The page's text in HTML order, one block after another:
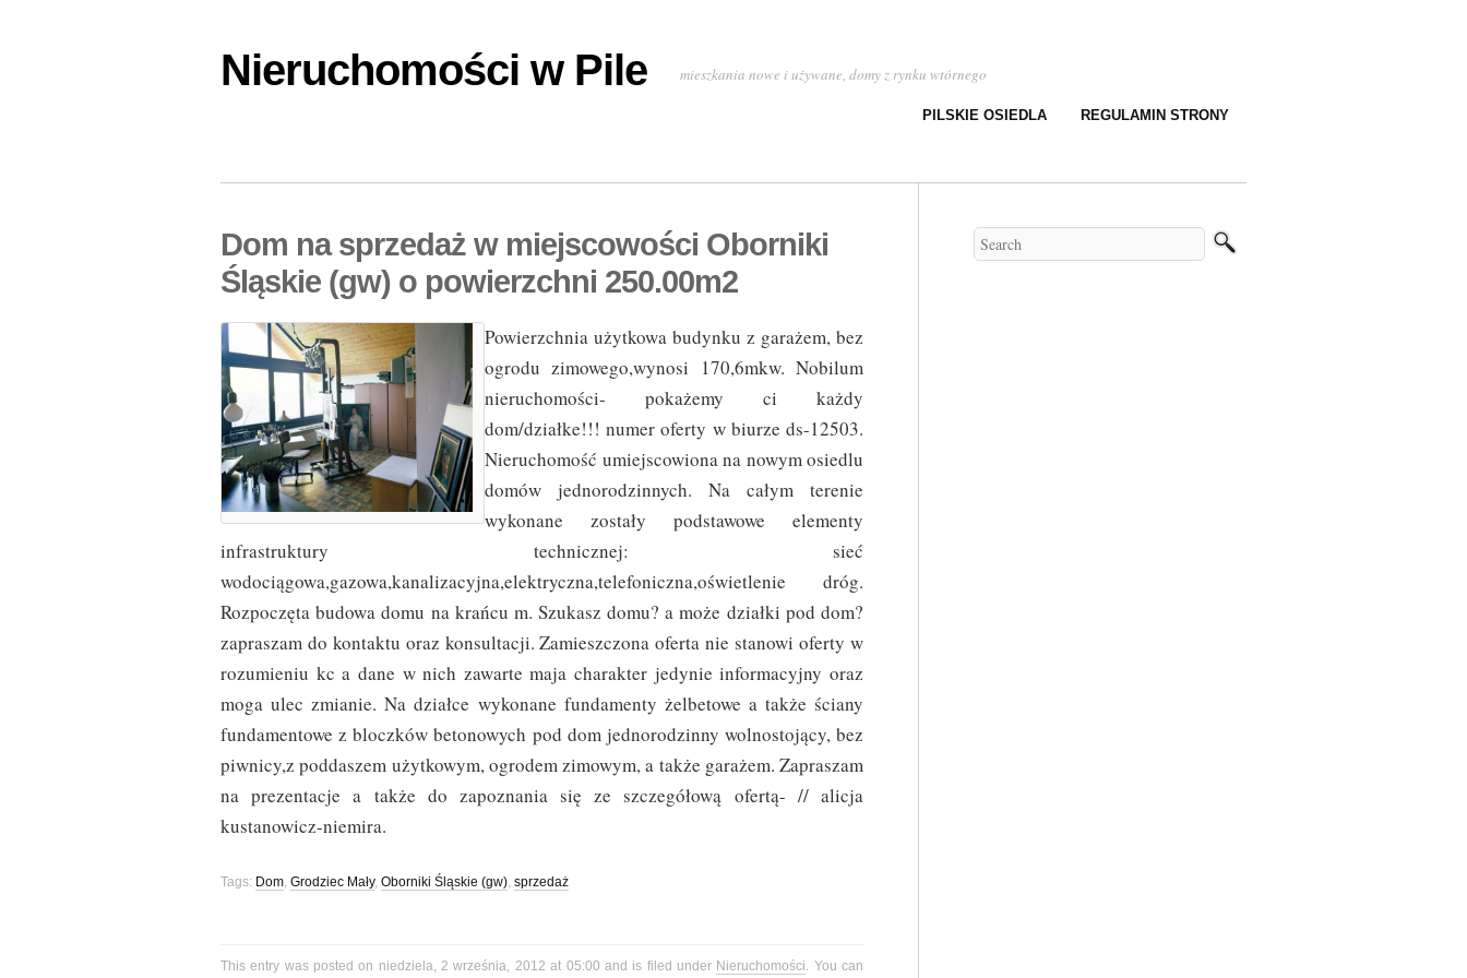
Nieruchomości w Pile mieszkania nowe i używane, domy z rynku wtórnego
PILSKIE OSIEDLA REGULAMIN STRONY
Dom na sprzedaż w miejscowości Oborniki
Śląskie (gw) o powierzchni 250.00m2
Powierzchnia użytkowa budynku z garażem, bez
ogrodu zimowego,wynosi 170,6mkw. Nobilum
nieruchomości- pokażemy ci każdy
dom/działke!!! numer oferty w biurze ds-12503.
Nieruchomość umiejscowiona na nowym osiedlu
domów jednorodzinnych. Na całym terenie
wykonane zostały podstawowe elementy
infrastruktury technicznej: sieć
wodociągowa,gazowa,kanalizacyjna,elektryczna,telefoniczna,oświetlenie dróg.
Rozpoczęta budowa domu na krańcu m. Szukasz domu? a może działki pod dom?
zapraszam do kontaktu oraz konsultacji. Zamieszczona oferta nie stanowi oferty w
rozumieniu kc a dane w nich zawarte maja charakter jedynie informacyjny oraz
moga ulec zmianie. Na działce wykonane fundamenty żelbetowe a także ściany
fundamentowe z bloczków betonowych pod dom jednorodzinny wolnostojący, bez
piwnicy,z poddaszem użytkowym, ogrodem zimowym, a także garażem. Zapraszam
na prezentacje a także do zapoznania się ze szczegółową ofertą- // alicja
kustanowicz-niemira.
Tags: Dom, Grodziec Mały, Oborniki Śląskie (gw), sprzedaż
This entry was posted on niedziela, 2 września, 2012 at 05:00 and is filed under Nieruchomości. You can